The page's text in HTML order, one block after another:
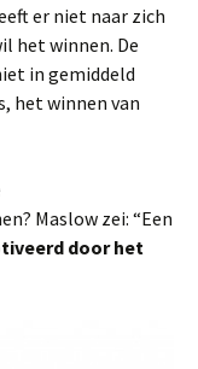
er niet naar zich
het winnen. De
in gemiddeld
het winnen van
Maslow zei: “Een
door het